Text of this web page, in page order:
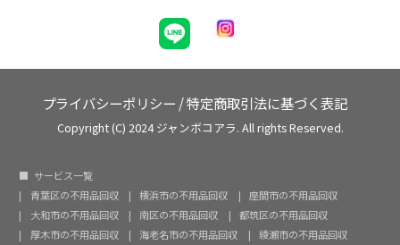
プライバシーポリシー /特定商取引法に基づく表記
Copyright (C) 2024 ジャンボコアラ. All rights Reserved.
サービス一覧
青葉区の不用品回収
横浜市の不用品回収
座間市の不用品回収
大和市の不用品回収
南区の不用品回収
都筑区の不用品回収
厚木市の不用品回収
海老名市の不用品回収 綾瀬市の不用品回収